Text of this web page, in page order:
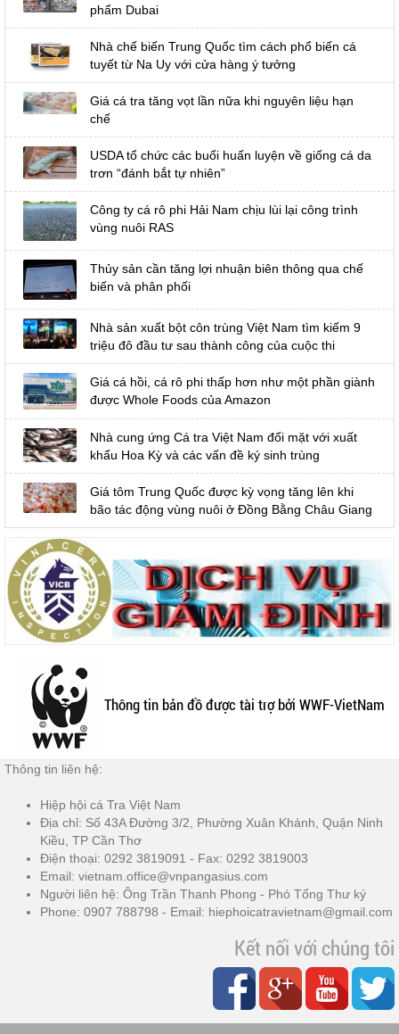
phẩm Dubai
Nhà chế biến Trung Quốc tìm cách phổ biến cá
tuyết từ Na Uy với cửa hàng ý tưởng
Giá cá tra tăng vọt lần nữa khi nguyên liệu hạn
chế
USDA tổ chức các buổi huấn luyện về giống cá da
trơn “đánh bắt tự nhiên”
Công ty cá rô phi Hải Nam chịu lùi lại công trình
vùng nuôi RAS
Thủy sản cần tăng lợi nhuận biên thông qua chế
biến và phân phối
Nhà sản xuất bột côn trùng Việt Nam tìm kiếm 9
triệu đô đầu tư sau thành công của cuộc thi
Giá cá hồi, cá rô phi thấp hơn như một phần giành
được Whole Foods của Amazon
Nhà cung ứng Cá tra Việt Nam đối mặt với xuất
khẩu Hoa Kỳ và các vấn đề ký sinh trùng
Giá tôm Trung Quốc được kỳ vọng tăng lên khi
bão tác động vùng nuôi ở Đồng Bằng Châu Giang
Thông tin bản đồ được tài trợ bởi WWF-VietNam
Thông tin liên hệ:
Hiệp hội cá Tra Việt Nam
Địa chỉ: Số 43A Đường 3/2, Phường Xuân Khánh, Quận Ninh
Kiều, TP Cần Thơ
Điện thoại: 0292 3819091 - Fax: 0292 3819003
Email: vietnam.office@vnpangasius.com
Người liên hệ: Ông Trần Thanh Phong - Phó Tổng Thư ký
Phone: 0907 788798 - Email: hiephoicatravietnam@gmail.com
Kết nối với chúng tôi